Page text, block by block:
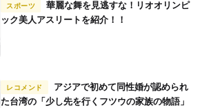
スポーツ
ック美人アスリートを紹介！！
レコメンド
た台湾の「少し先を行くフツウの家族の物語」